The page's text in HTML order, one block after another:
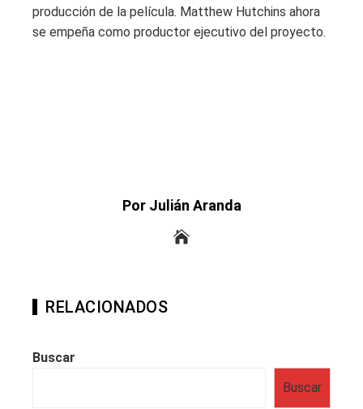
producción de la película. Matthew Hutchins ahora
se empeña como productor ejecutivo del proyecto.
Por Julián Aranda
RELACIONADOS
Buscar
Buscar